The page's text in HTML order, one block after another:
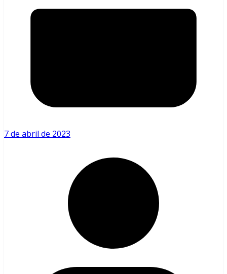
7 de abril de 2023